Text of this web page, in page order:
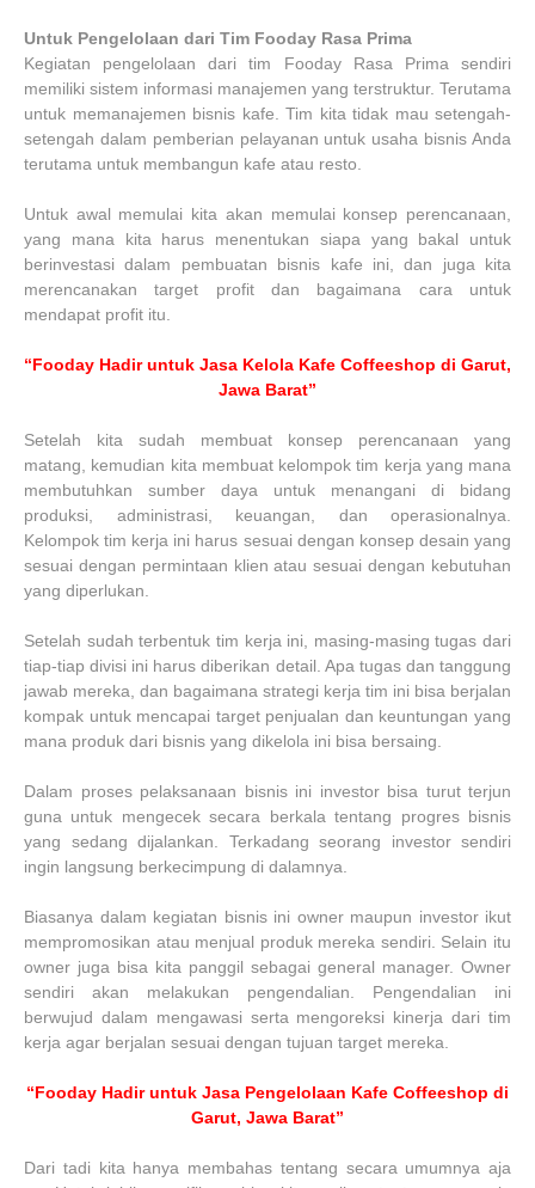
Untuk Pengelolaan dari Tim Fooday Rasa Prima
Kegiatan pengelolaan dari tim Fooday Rasa Prima sendiri
memiliki sistem informasi manajemen yang terstruktur. Terutama
untuk memanajemen bisnis kafe. Tim kita tidak mau setengah-
setengah dalam pemberian pelayanan untuk usaha bisnis Anda
terutama untuk membangun kafe atau resto.
Untuk awal memulai kita akan memulai konsep perencanaan,
yang mana kita harus menentukan siapa yang bakal untuk
berinvestasi dalam pembuatan bisnis kafe ini, dan juga kita
merencanakan target profit dan bagaimana cara untuk
mendapat profit itu.
“Fooday Hadir untuk Jasa Kelola Kafe Coffeeshop di Garut,
Jawa Barat”
Setelah kita sudah membuat konsep perencanaan yang
matang, kemudian kita membuat kelompok tim kerja yang mana
membutuhkan sumber daya untuk menangani di bidang
produksi, administrasi, keuangan, dan operasionalnya.
Kelompok tim kerja ini harus sesuai dengan konsep desain yang
sesuai dengan permintaan klien atau sesuai dengan kebutuhan
yang diperlukan.
Setelah sudah terbentuk tim kerja ini, masing-masing tugas dari
tiap-tiap divisi ini harus diberikan detail. Apa tugas dan tanggung
jawab mereka, dan bagaimana strategi kerja tim ini bisa berjalan
kompak untuk mencapai target penjualan dan keuntungan yang
mana produk dari bisnis yang dikelola ini bisa bersaing.
Dalam proses pelaksanaan bisnis ini investor bisa turut terjun
guna untuk mengecek secara berkala tentang progres bisnis
yang sedang dijalankan. Terkadang seorang investor sendiri
ingin langsung berkecimpung di dalamnya.
Biasanya dalam kegiatan bisnis ini owner maupun investor ikut
mempromosikan atau menjual produk mereka sendiri. Selain itu
owner juga bisa kita panggil sebagai general manager. Owner
sendiri akan melakukan pengendalian. Pengendalian ini
berwujud dalam mengawasi serta mengoreksi kinerja dari tim
kerja agar berjalan sesuai dengan tujuan target mereka.
“Fooday Hadir untuk Jasa Pengelolaan Kafe Coffeeshop di
Garut, Jawa Barat”
Dari tadi kita hanya membahas tentang secara umumnya aja